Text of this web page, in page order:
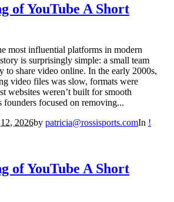
of YouTube A Short
most influential platforms in modern
is surprisingly simple: a small team
to share video online. In the early 2000s,
video files was slow, formats were
websites weren’t built for smooth
founders focused on removing...
2026by patricia@rossisports.comIn !
of YouTube A Short